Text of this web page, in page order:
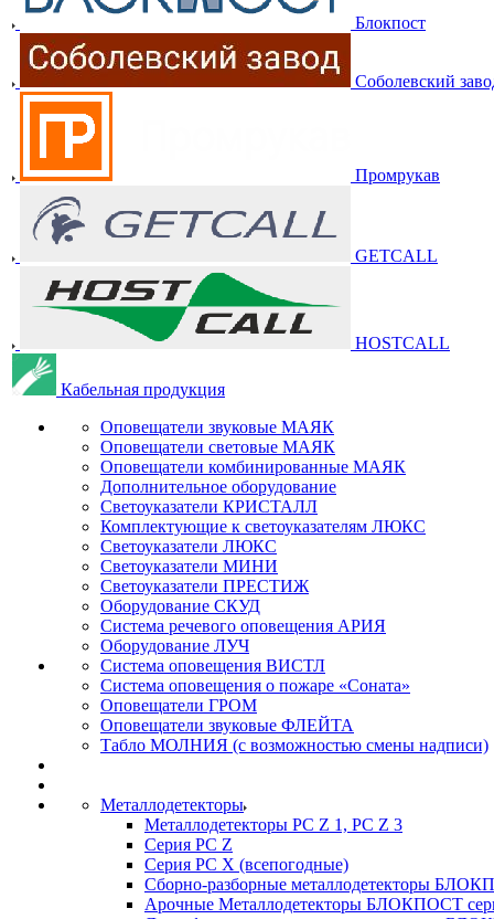
Блокпост
Соболевский
Промрукав
GETCALL
HOSTCALL
Кабельная продукция
Оповещатели звуковые МАЯК
Оповещатели световые МАЯК
Оповещатели комбинированные МАЯК
Дополнительное оборудование
Светоуказатели КРИСТАЛЛ
Комплектующие к светоуказателям ЛЮКС
Светоуказатели ЛЮКС
Светоуказатели МИНИ
Светоуказатели ПРЕСТИЖ
Оборудование СКУД
Система речевого оповещения АРИЯ
Оборудование ЛУЧ
Система оповещения ВИСТЛ
Система оповещения о пожаре «Соната»
Оповещатели ГРОМ
Оповещатели звуковые ФЛЕЙТА
Табло МОЛНИЯ (с возможностью смены надписи)
Металлодетекторы
Металлодетекторы РС Z 1, PC Z 3
Серия РС Z
Серия РС X (всепогодные)
Сборно-разборные металлодетекторы
Арочные Металлодетекторы БЛОКПОСТ